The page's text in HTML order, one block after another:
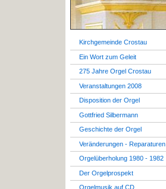
Kirchgemeinde Crostau
Ein Wort zum Geleit
275 Jahre Orgel Crostau
Veranstaltungen 2008
Disposition der Orgel
Gottfried Silbermann
Geschichte der Orgel
Veränderungen - Reparaturen
Orgelüberholung 1980 - 1982
Der Orgelprospekt
Orgelmusik auf CD